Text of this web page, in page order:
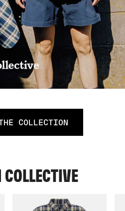
COLLECTION